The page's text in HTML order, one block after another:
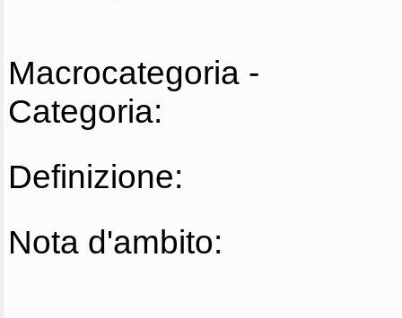
Macrocategoria -
Categoria:
Definizione:
Nota d'ambito: